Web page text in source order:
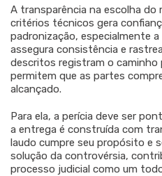
A transparência na escolha
critérios técnicos gera
padronização, especialmente
assegura consistência e
descritos registram o caminho
permitem que as partes
alcançado.
Para ela, a perícia deve ser
a entrega é construída com
laudo cumpre seu propósito e
solução da controvérsia,
processo judicial como um